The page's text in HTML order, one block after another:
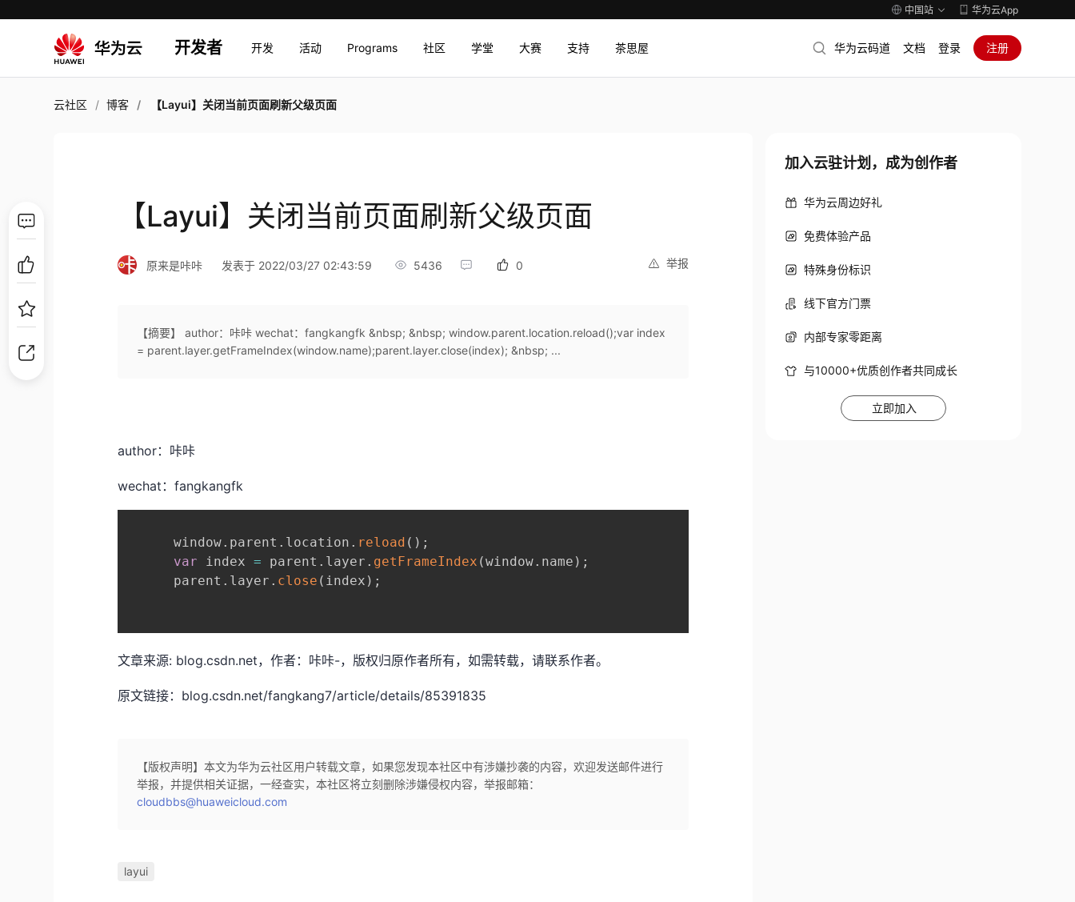
中国站 华为云App
开发者 开发 活动 Programs 社区 学堂 大赛 支持 茶思屋 华为云码道 文档 登录 注册
云社区 博客 【Layui】关闭当前页面刷新父级页面
【Layui】关闭当前页面刷新父级页面
举报
原来是咔咔 发表于 2022/03/27 02:43:59 5436 0
【摘要】 author：咔咔 wechat：fangkangfk &nbsp; &nbsp; window.parent.location.reload();var index
= parent.layer.getFrameIndex(window.name);parent.layer.close(index); &nbsp; ...
author：咔咔
wechat：fangkangfk
      window
. parent . location . reload ( ) ;
var index = parent . layer . getFrameIndex (window. name ) ;
      parent
. layer . close ( index ) ;
文章来源: blog.csdn.net，作者：咔咔-，版权归原作者所有，如需转载，请联系作者。
原文链接：blog.csdn.net/fangkang7/article/details/85391835
【版权声明】本文为华为云社区用户转载文章，如果您发现本社区中有涉嫌抄袭的内容，欢迎发送邮件进行
举报，并提供相关证据，一经查实，本社区将立刻删除涉嫌侵权内容，举报邮箱：
cloudbbs@huaweicloud.com
layui
加入云驻计划，成为创作者
华为云周边好礼
免费体验产品
特殊身份标识
线下官方门票
内部专家零距离
与10000+优质创作者共同成长
立即加入